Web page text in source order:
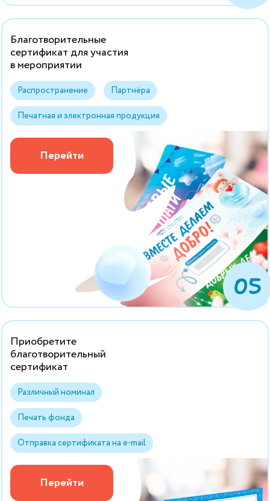
05
Благотворительные
сертификат для участия
в мероприятии
Распространение Партнёра
Печатная и электронная продукция
Перейти
Приобретите
благотворительный
сертификат
Различный номинал
Печать фонда
Отправка сертификата на e-mail
Перейти